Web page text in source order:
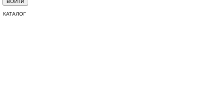
КАТАЛОГ